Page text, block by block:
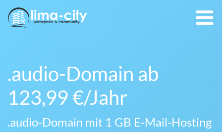
.audio-Domain ab
123,99 €/Jahr
.audio-Domain mit 1 GB E-Mail-Hosting